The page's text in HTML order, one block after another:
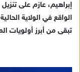
ت
ر
و
إبراهيم، عازم على
الواقع في الولاية
تبقى من أبرز أولويات